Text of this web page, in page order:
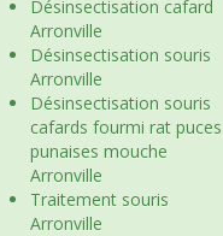
Désinsectisation cafard
Arronville
Désinsectisation souris
Arronville
Désinsectisation souris
cafards fourmi rat puces
punaises mouche
Arronville
Traitement souris
Arronville